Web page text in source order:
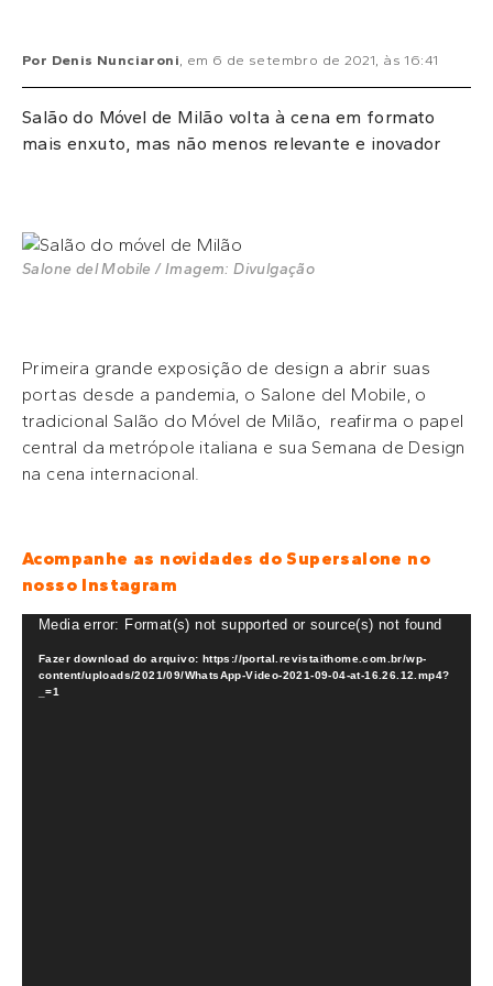
Por Denis Nunciaroni, em 6 de setembro de 2021, às 16:41
Salão do Móvel de Milão volta à cena em formato
mais enxuto, mas não menos relevante e inovador
Salone del Mobile / Imagem: Divulgação
Primeira grande exposição de design a abrir suas
portas desde a pandemia, o Salone del Mobile, o
tradicional Salão do Móvel de Milão, reafirma o papel
central da metrópole italiana e sua Semana de Design
na cena internacional.
Acompanhe as novidades do Supersalone no
nosso Instagram
Tocador
de
vídeo
Media error: Format(s) not supported or source(s) not found
Fazer download do arquivo: https://portal.revistaithome.com.br/wp-
content/uploads/2021/09/WhatsApp-Video-2021-09-04-at-16.26.12.mp4?
_=1